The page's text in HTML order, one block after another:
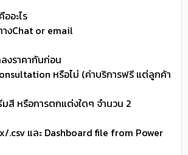
อะไร
งChat or email
งราคากันก่อน
หรือไม่ (ค่าบริการฟรี แต่ลูกค้า
มสี หรือการตกแต่งใดๆ จำนวน 2
.csv และ Dashboard file from Power